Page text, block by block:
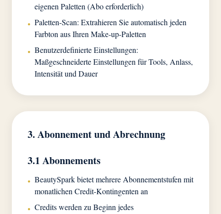
eigenen Paletten (Abo erforderlich)
• Paletten-Scan: Extrahieren Sie automatisch jeden
Farbton aus Ihren Make-up-Paletten
• Benutzerdefinierte Einstellungen:
Maßgeschneiderte Einstellungen für Tools, Anlass,
Intensität und Dauer
3. Abonnement und Abrechnung
3.1 Abonnements
• BeautySpark bietet mehrere Abonnementstufen mit
monatlichen Credit-Kontingenten an
• Credits werden zu Beginn jedes